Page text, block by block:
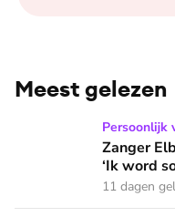
Meest gelezen
Zanger Elbert Smelt
Persoonlijk
Zanger
‘Ik word
11 dagen